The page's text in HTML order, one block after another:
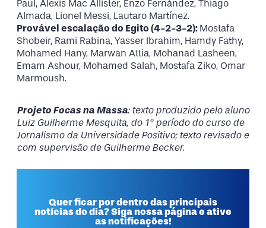
Paul, Alexis Mac Allister, Enzo Fernández, Thiago
Almada, Lionel Messi, Lautaro Martínez.
Provável escalação do Egito (4-2-3-2): Mostafa
Shobeir, Rami Rabina, Yasser Ibrahim, Hamdy Fathy,
Mohamed Hany, Marwan Attia, Mohanad Lasheen,
Emam Ashour, Mohamed Salah, Mostafa Ziko, Omar
Marmoush.
Projeto Focas na Massa: texto produzido pelo aluno
Luiz Guilherme Mesquita, do 1º período do curso de
Jornalismo da Universidade Positivo; texto revisado e
com supervisão de Guilherme Becker.
Quer ficar por dentro das principais
notícias do dia? Siga nossa página e ative
as notificações!